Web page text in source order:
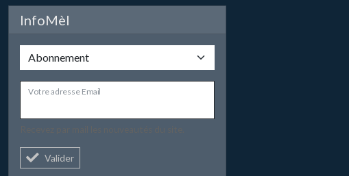
InfoMèl
Votre adresse Email
Valider